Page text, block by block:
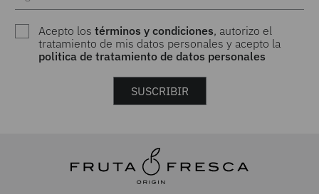
134.900
Boxer para hombre pack x2
$ 389.900
Calzado blanco para mujer
OXFORD JEANS
ÚNETE A NUESTRO NEWSLETTER